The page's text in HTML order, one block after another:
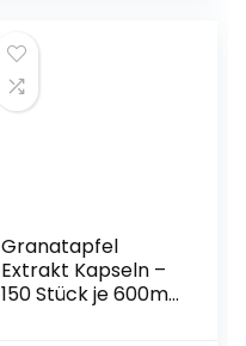
Granatapfel
Extrakt Kapseln –
150 Stück je 600mg